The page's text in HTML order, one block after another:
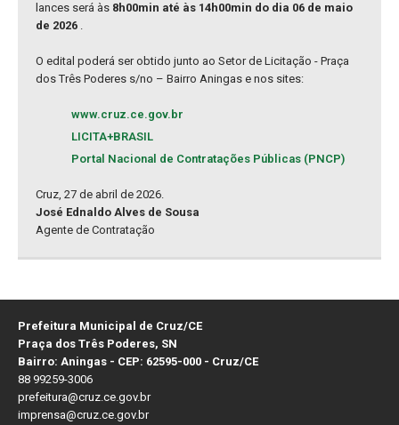
lances será às 8h00min até às 14h00min do dia 06 de maio
de 2026 .
O edital poderá ser obtido junto ao Setor de Licitação - Praça
dos Três Poderes s/no – Bairro Aningas e nos sites:
www.cruz.ce.gov.br
LICITA+BRASIL
Portal Nacional de Contratações Públicas (PNCP)
Cruz, 27 de abril de 2026.
José Ednaldo Alves de Sousa
Agente de Contratação
Prefeitura Municipal de Cruz/CE
Praça dos Três Poderes, SN
Bairro: Aningas - CEP: 62595-000 - Cruz/CE
88 99259-3006
prefeitura@cruz.ce.gov.br
imprensa@cruz.ce.gov.br